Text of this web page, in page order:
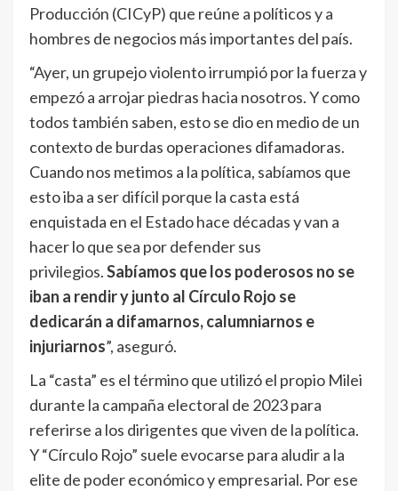
Producción (CICyP) que reúne a políticos y a
hombres de negocios más importantes del país.
“Ayer, un grupejo violento irrumpió por la fuerza y
empezó a arrojar piedras hacia nosotros. Y como
todos también saben, esto se dio en medio de un
contexto de burdas operaciones difamadoras.
Cuando nos metimos a la política, sabíamos que
esto iba a ser difícil porque la casta está
enquistada en el Estado hace décadas y van a
hacer lo que sea por defender sus
privilegios.Sabíamos que los poderosos no se
iban a rendir y junto al Círculo Rojo se
dedicarán a difamarnos, calumniarnos e
injuriarnos”, aseguró.
La “casta” es el término que utilizó el propio Milei
durante la campaña electoral de 2023 para
referirse a los dirigentes que viven de la política.
Y “Círculo Rojo” suele evocarse para aludir a la
elite de poder económico y empresarial. Por ese